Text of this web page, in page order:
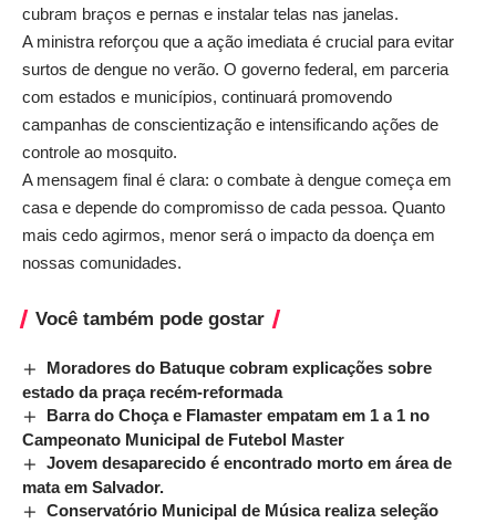
cubram braços e pernas e instalar telas nas janelas.
A ministra reforçou que a ação imediata é crucial para evitar
surtos de dengue no verão. O governo federal, em parceria
com estados e municípios, continuará promovendo
campanhas de conscientização e intensificando ações de
controle ao mosquito.
A mensagem final é clara: o combate à dengue começa em
casa e depende do compromisso de cada pessoa. Quanto
mais cedo agirmos, menor será o impacto da doença em
nossas comunidades.
Você também pode gostar
Moradores do Batuque cobram explicações sobre
estado da praça recém-reformada
Barra do Choça e Flamaster empatam em 1 a 1 no
Campeonato Municipal de Futebol Master
Jovem desaparecido é encontrado morto em área de
mata em Salvador.
Conservatório Municipal de Música realiza seleção